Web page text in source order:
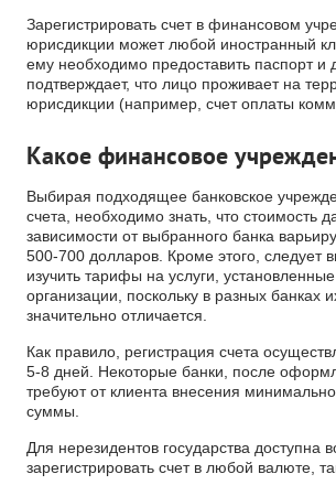
Зарегистрировать счет в финансовом
юрисдикции может любой иностранный
ему необходимо предоставить паспорт и
подтверждает, что лицо проживает на
юрисдикции (например, счет оплаты
Какое финансовое
Выбирая подходящее банковское
счета, необходимо знать, что стоимость
зависимости от выбранного банка
500-700 долларов. Кроме этого, следует
изучить тарифы на услуги,
организации, поскольку в разных банках
значительно отличается.
Как правило, регистрация счета
5-8 дней. Некоторые банки, после
требуют от клиента внесения
суммы.
Для нерезидентов государства доступна
зарегистрировать счет в любой валюте,